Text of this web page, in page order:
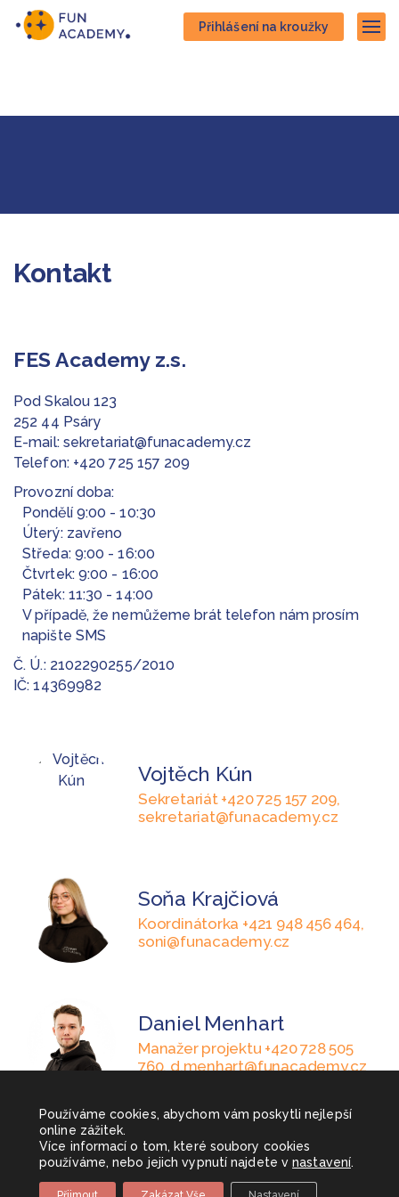
Přejít
na
Přejít
na
Přihlášení na kroužky
Kontakt
FES Academy z.s.
Pod Skalou 123
252 44 Psáry
E-mail: sekretariat@funacademy.cz
Telefon: +420 725 157 209
Provozní doba:
Pondělí 9:00 - 10:30
Úterý: zavřeno
Středa: 9:00 - 16:00
Čtvrtek: 9:00 - 16:00
Pátek: 11:30 - 14:00
V případě, že nemůžeme brát telefon nám prosím
napište SMS
Č. Ú.: 2102290255/2010
IČ: 14369982
Vojtěch Kún
Sekretariát +420 725 157 209,
sekretariat@funacademy.cz
Soňa Krajčiová
Koordinátorka +421 948 456 464,
soni@funacademy.cz
Daniel Menhart
Manažer projektu +420 728 505
760, d.menhart@funacademy.cz
Používáme cookies, abychom vám poskytli nejlepší
online zážitek.
Více informací o tom, které soubory cookies
používáme, nebo jejich vypnutí najdete vnastavení.